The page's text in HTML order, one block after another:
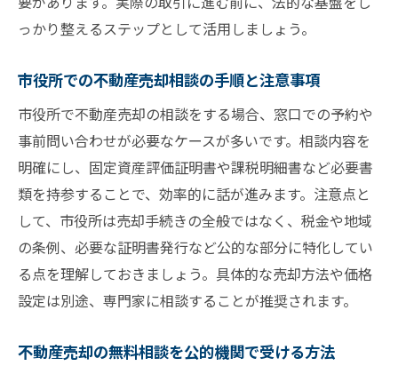
っかり整えるステップとして活用しましょう。
市役所での不動産売却相談の手順と注意事項
市役所で不動産売却の相談をする場合、窓口での予約や
事前問い合わせが必要なケースが多いです。相談内容を
明確にし、固定資産評価証明書や課税明細書など必要書
類を持参することで、効率的に話が進みます。注意点と
して、市役所は売却手続きの全般ではなく、税金や地域
の条例、必要な証明書発行など公的な部分に特化してい
る点を理解しておきましょう。具体的な売却方法や価格
設定は別途、専門家に相談することが推奨されます。
不動産売却の無料相談を公的機関で受ける方法